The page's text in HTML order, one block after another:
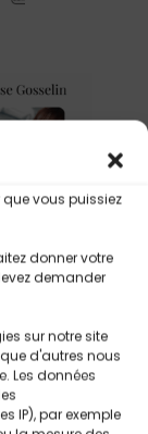
vous puissiez
donner votre
demander
sur notre site
d'autres nous
Les données
IP), par exemple